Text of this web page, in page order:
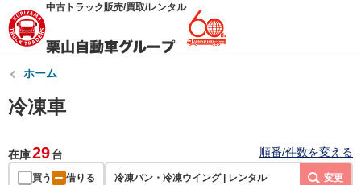
中古トラック販売/買取/レンタル
ホーム
冷凍車
在庫29台 順番/件数を変える
買う 借りる 冷凍バン・冷凍ウイング | レンタル 変更